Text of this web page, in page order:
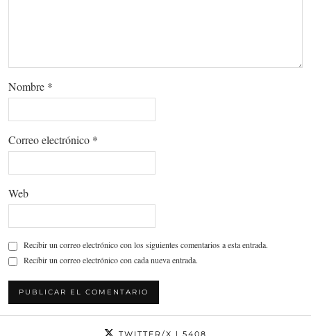
Nombre *
Correo electrónico *
Web
Recibir un correo electrónico con los siguientes comentarios a esta entrada.
Recibir un correo electrónico con cada nueva entrada.
TWITTER/X | 5408